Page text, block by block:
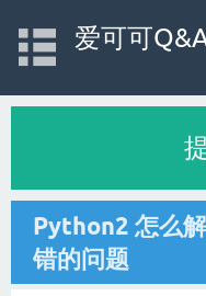
爱可可
Python2 怎么
错的问题